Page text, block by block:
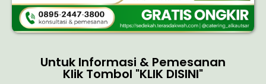
Untuk Informasi & Pemesanan
Klik Tombol "KLIK DISINI"